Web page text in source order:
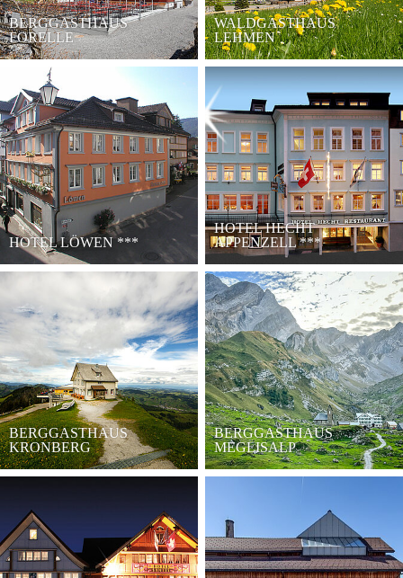
BERGGASTHAUS
FORELLE
WALDGASTHAUS
LEHMEN
HOTEL LÖWEN***
HOTEL HECHT
APPENZELL***
BERGGASTHAUS
KRONBERG
BERGGASTHAUS
MEGLISALP